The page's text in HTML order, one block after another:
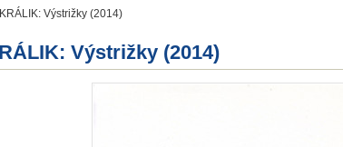
Výstrižky (2014)
Výstrižky (2014)